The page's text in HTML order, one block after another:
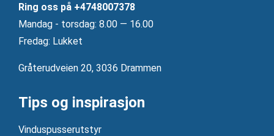
Ring oss på +4748007378
Mandag ‐ torsdag: 8.00 — 16.00
Fredag: Lukket
Gråterudveien 20, 3036 Drammen
Tips og inspirasjon
Vinduspusserutstyr